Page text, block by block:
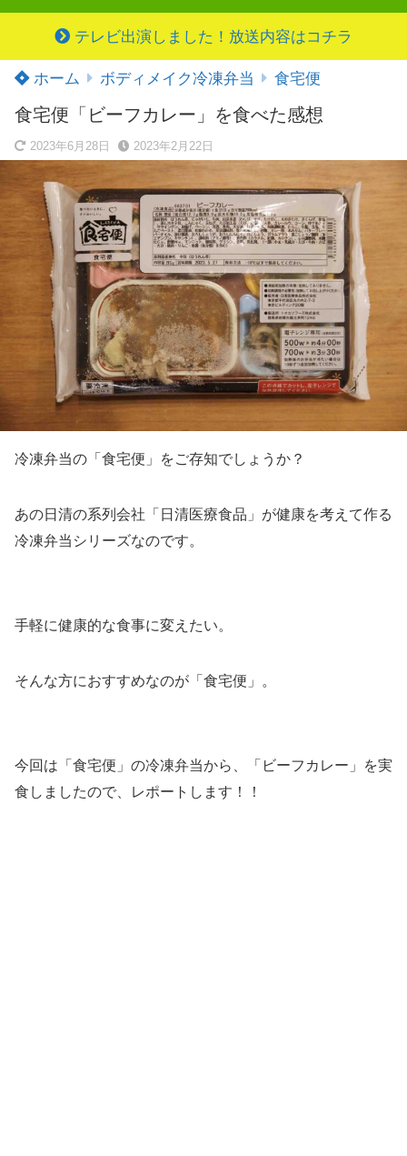
テレビ出演しました！放送内容はコチラ
ホーム ボディメイク冷凍弁当 食宅便
食宅便「ビーフカレー」を食べた感想
2023年6月28日 2023年2月22日
冷凍弁当の「食宅便」をご存知でしょうか？
あの日清の系列会社「日清医療食品」が健康を考えて作る
冷凍弁当シリーズなのです。
手軽に健康的な食事に変えたい。
そんな方におすすめなのが「食宅便」。
今回は「食宅便」の冷凍弁当から、「ビーフカレー」を実
食しましたので、レポートします！！